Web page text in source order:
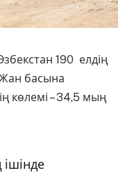
190 елдің
Жан басына
көлемі – 34,5 мың
ішінде